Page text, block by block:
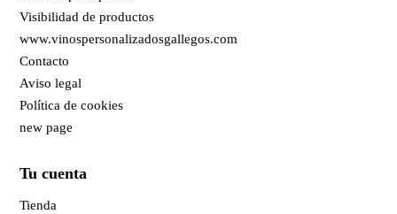
Visibilidad de productos
www.vinospersonalizadosgallegos.com
Contacto
Aviso legal
Política de cookies
new page
Tu cuenta
Tienda